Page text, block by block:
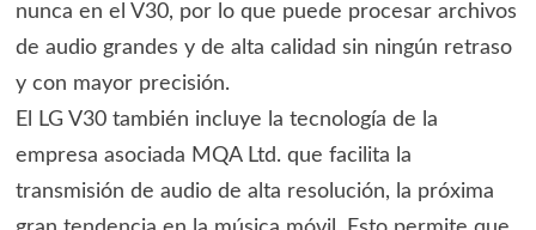
nunca en el V30, por lo que puede procesar archivos
de audio grandes y de alta calidad sin ningún retraso
y con mayor precisión.
El LG V30 también incluye la tecnología de la
empresa asociada MQA Ltd. que facilita la
transmisión de audio de alta resolución, la próxima